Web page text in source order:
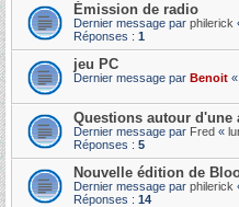
Émission de radio
Dernier message par philerick
Réponses : 1
jeu PC
Dernier message par Benoit «
Questions autour d'une
Dernier message par Fred «
Réponses : 5
Nouvelle édition de
Dernier message par philerick
Réponses : 14